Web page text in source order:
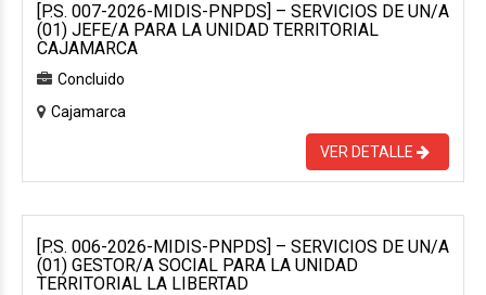
[P.S. 007-2026-MIDIS-PNPDS] – SERVICIOS DE UN/A
(01) JEFE/A PARA LA UNIDAD TERRITORIAL
CAJAMARCA
Concluido
Cajamarca
VER DETALLE
[P.S. 006-2026-MIDIS-PNPDS] – SERVICIOS DE UN/A
(01) GESTOR/A SOCIAL PARA LA UNIDAD
TERRITORIAL LA LIBERTAD